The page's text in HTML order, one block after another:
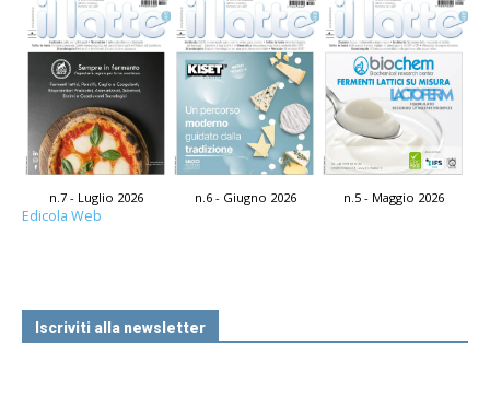
n.7 - Luglio 2026 n.6 - Giugno 2026 n.5 - Maggio 2026
Edicola Web
Iscriviti alla newsletter